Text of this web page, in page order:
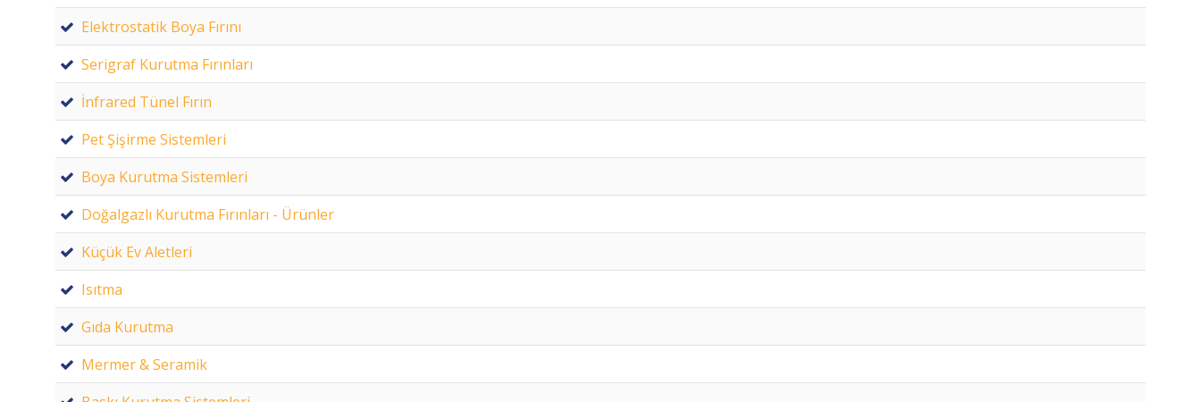
Elektrostatik Boya Fırını
Serigraf Kurutma Fırınları
İnfrared Tünel Fırın
Pet Şişirme Sistemleri
Boya Kurutma Sistemleri
Doğalgazlı Kurutma Fırınları - Ürünler
Küçük Ev Aletleri
Isıtma
Gıda Kurutma
Mermer & Seramik